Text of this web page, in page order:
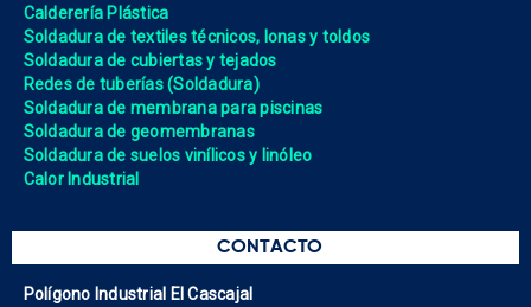
Calderería Plástica
Soldadura de textiles técnicos, lonas y toldos
Soldadura de cubiertas y tejados
Redes de tuberías (Soldadura)
Soldadura de membrana para piscinas
Soldadura de geomembranas
Soldadura de suelos vinílicos y linóleo
Calor Industrial
CONTACTO
Polígono Industrial El Cascajal